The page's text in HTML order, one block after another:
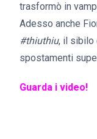
trasformò in
Adesso anche
#thiuthiu, il sibilo
spostamenti
Guarda i video!